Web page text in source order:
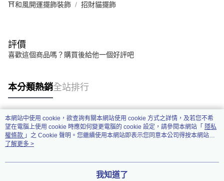
⛩️和風開運擺飾裝飾 招財貓擺飾
評價
喜歡這個商品嗎？購買後給他一個好評吧
本分類熱銷全站排行
熱門標籤
本網站中使用 cookie，欲查詢有關本網站使用 cookie 方式之詳情，及若您不希
望在電腦上使用 cookie 時應如何變更電腦的 cookie 設定，請參閱本網站「 隱私
權條款 」之 Cookie 聲明。您繼續使用本網站即表示您同意本公司得按本網站使
用條款之 Cookie 聲明使用 cookie。
了解更多 >
我知道了